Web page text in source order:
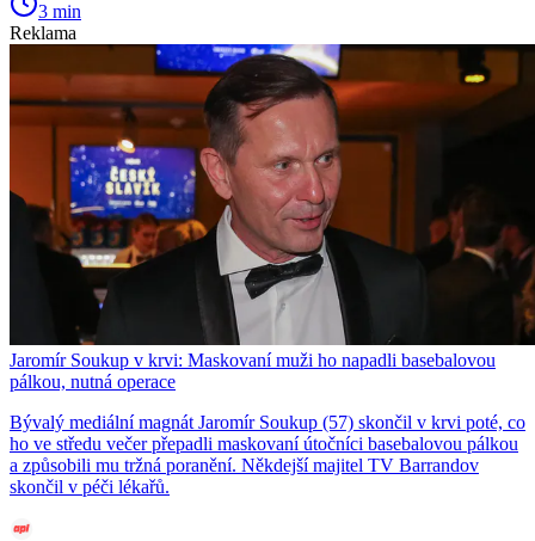
3 min
Reklama
Jaromír Soukup v krvi: Maskovaní muži ho napadli basebalovou
pálkou, nutná operace
Bývalý mediální magnát Jaromír Soukup (57) skončil v krvi poté, co
ho ve středu večer přepadli maskovaní útočníci basebalovou pálkou
a způsobili mu tržná poranění. Někdejší majitel TV Barrandov
skončil v péči lékařů.